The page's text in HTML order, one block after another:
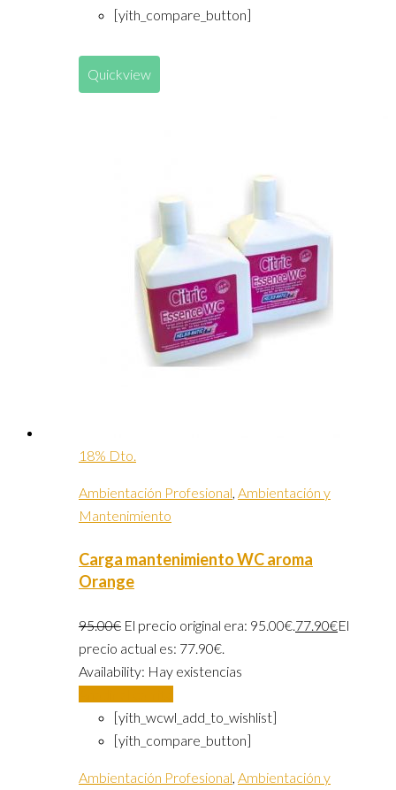
[yith_compare_button]
Quickview
18% Dto.
Ambientación Profesional, Ambientación y
Mantenimiento
Carga mantenimiento WC aroma
Orange
95.00€ El precio original era: 95.00€.77.90€El
precio actual es: 77.90€.
Availability: Hay existencias
[yith_wcwl_add_to_wishlist]
[yith_compare_button]
Ambientación Profesional, Ambientación y